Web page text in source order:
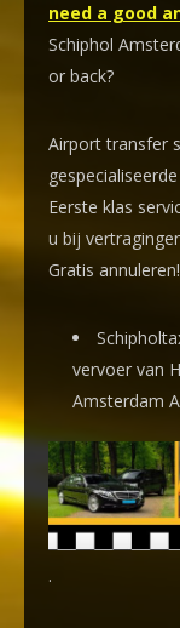
need a good
Schiphol
or back?
Airport transfer
Eerste klas
u bij
Gratis annuleren!
vervoer van
Amsterdam
.